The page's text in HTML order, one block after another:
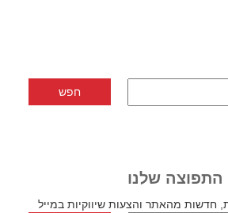
שלנו
חדשות מהאתר והצעות שיווקיות במייל